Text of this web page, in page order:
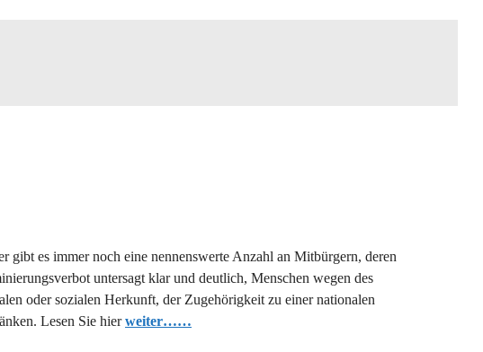
es immer noch eine nennenswerte Anzahl an Mitbürgern, deren
untersagt klar und deutlich, Menschen wegen des
oder sozialen Herkunft, der Zugehörigkeit zu einer nationalen
Lesen Sie hierweiter……